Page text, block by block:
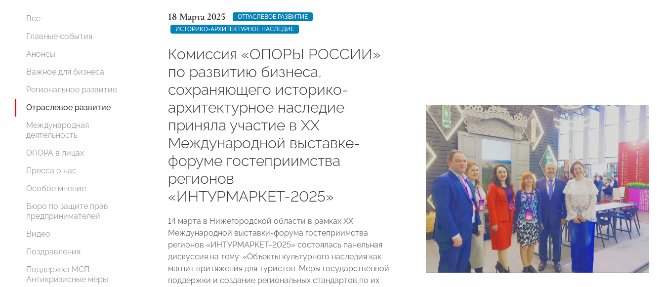
Все
Главные события
Анонсы
Важное для бизнеса
Региональное развитие
Отраслевое развитие
Международная
деятельность
ОПОРА в лицах
Пресса о нас
Особое мнение
Бюро по защите прав
предпринимателей
Видео
Поздравления
Поддержка МСП.
Антикризисные меры
18 Марта 2025
ОТРАСЛЕВОЕ РАЗВИТИЕ
ИСТОРИКО-АРХИТЕКТУРНОЕ НАСЛЕДИЕ
Комиссия «ОПОРЫ РОССИИ»
по развитию бизнеса,
сохраняющего историко-
архитектурное наследие
приняла участие в XХ
Международной выставке-
форуме гостеприимства
регионов
«ИНТУРМАРКЕТ-2025»
14 марта в Нижегородской области в рамках XХ
Международной выставки-форума гостеприимства
регионов «ИНТУРМАРКЕТ-2025» состоялась панельная
дискуссия на тему: «Объекты культурного наследия как
магнит притяжения для туристов. Меры государственной
поддержки и создание региональных стандартов по их